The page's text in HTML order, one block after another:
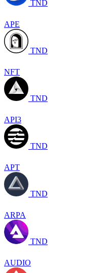
TND
APE
TND
NFT
TND
API3
TND
APT
TND
ARPA
TND
AUDIO